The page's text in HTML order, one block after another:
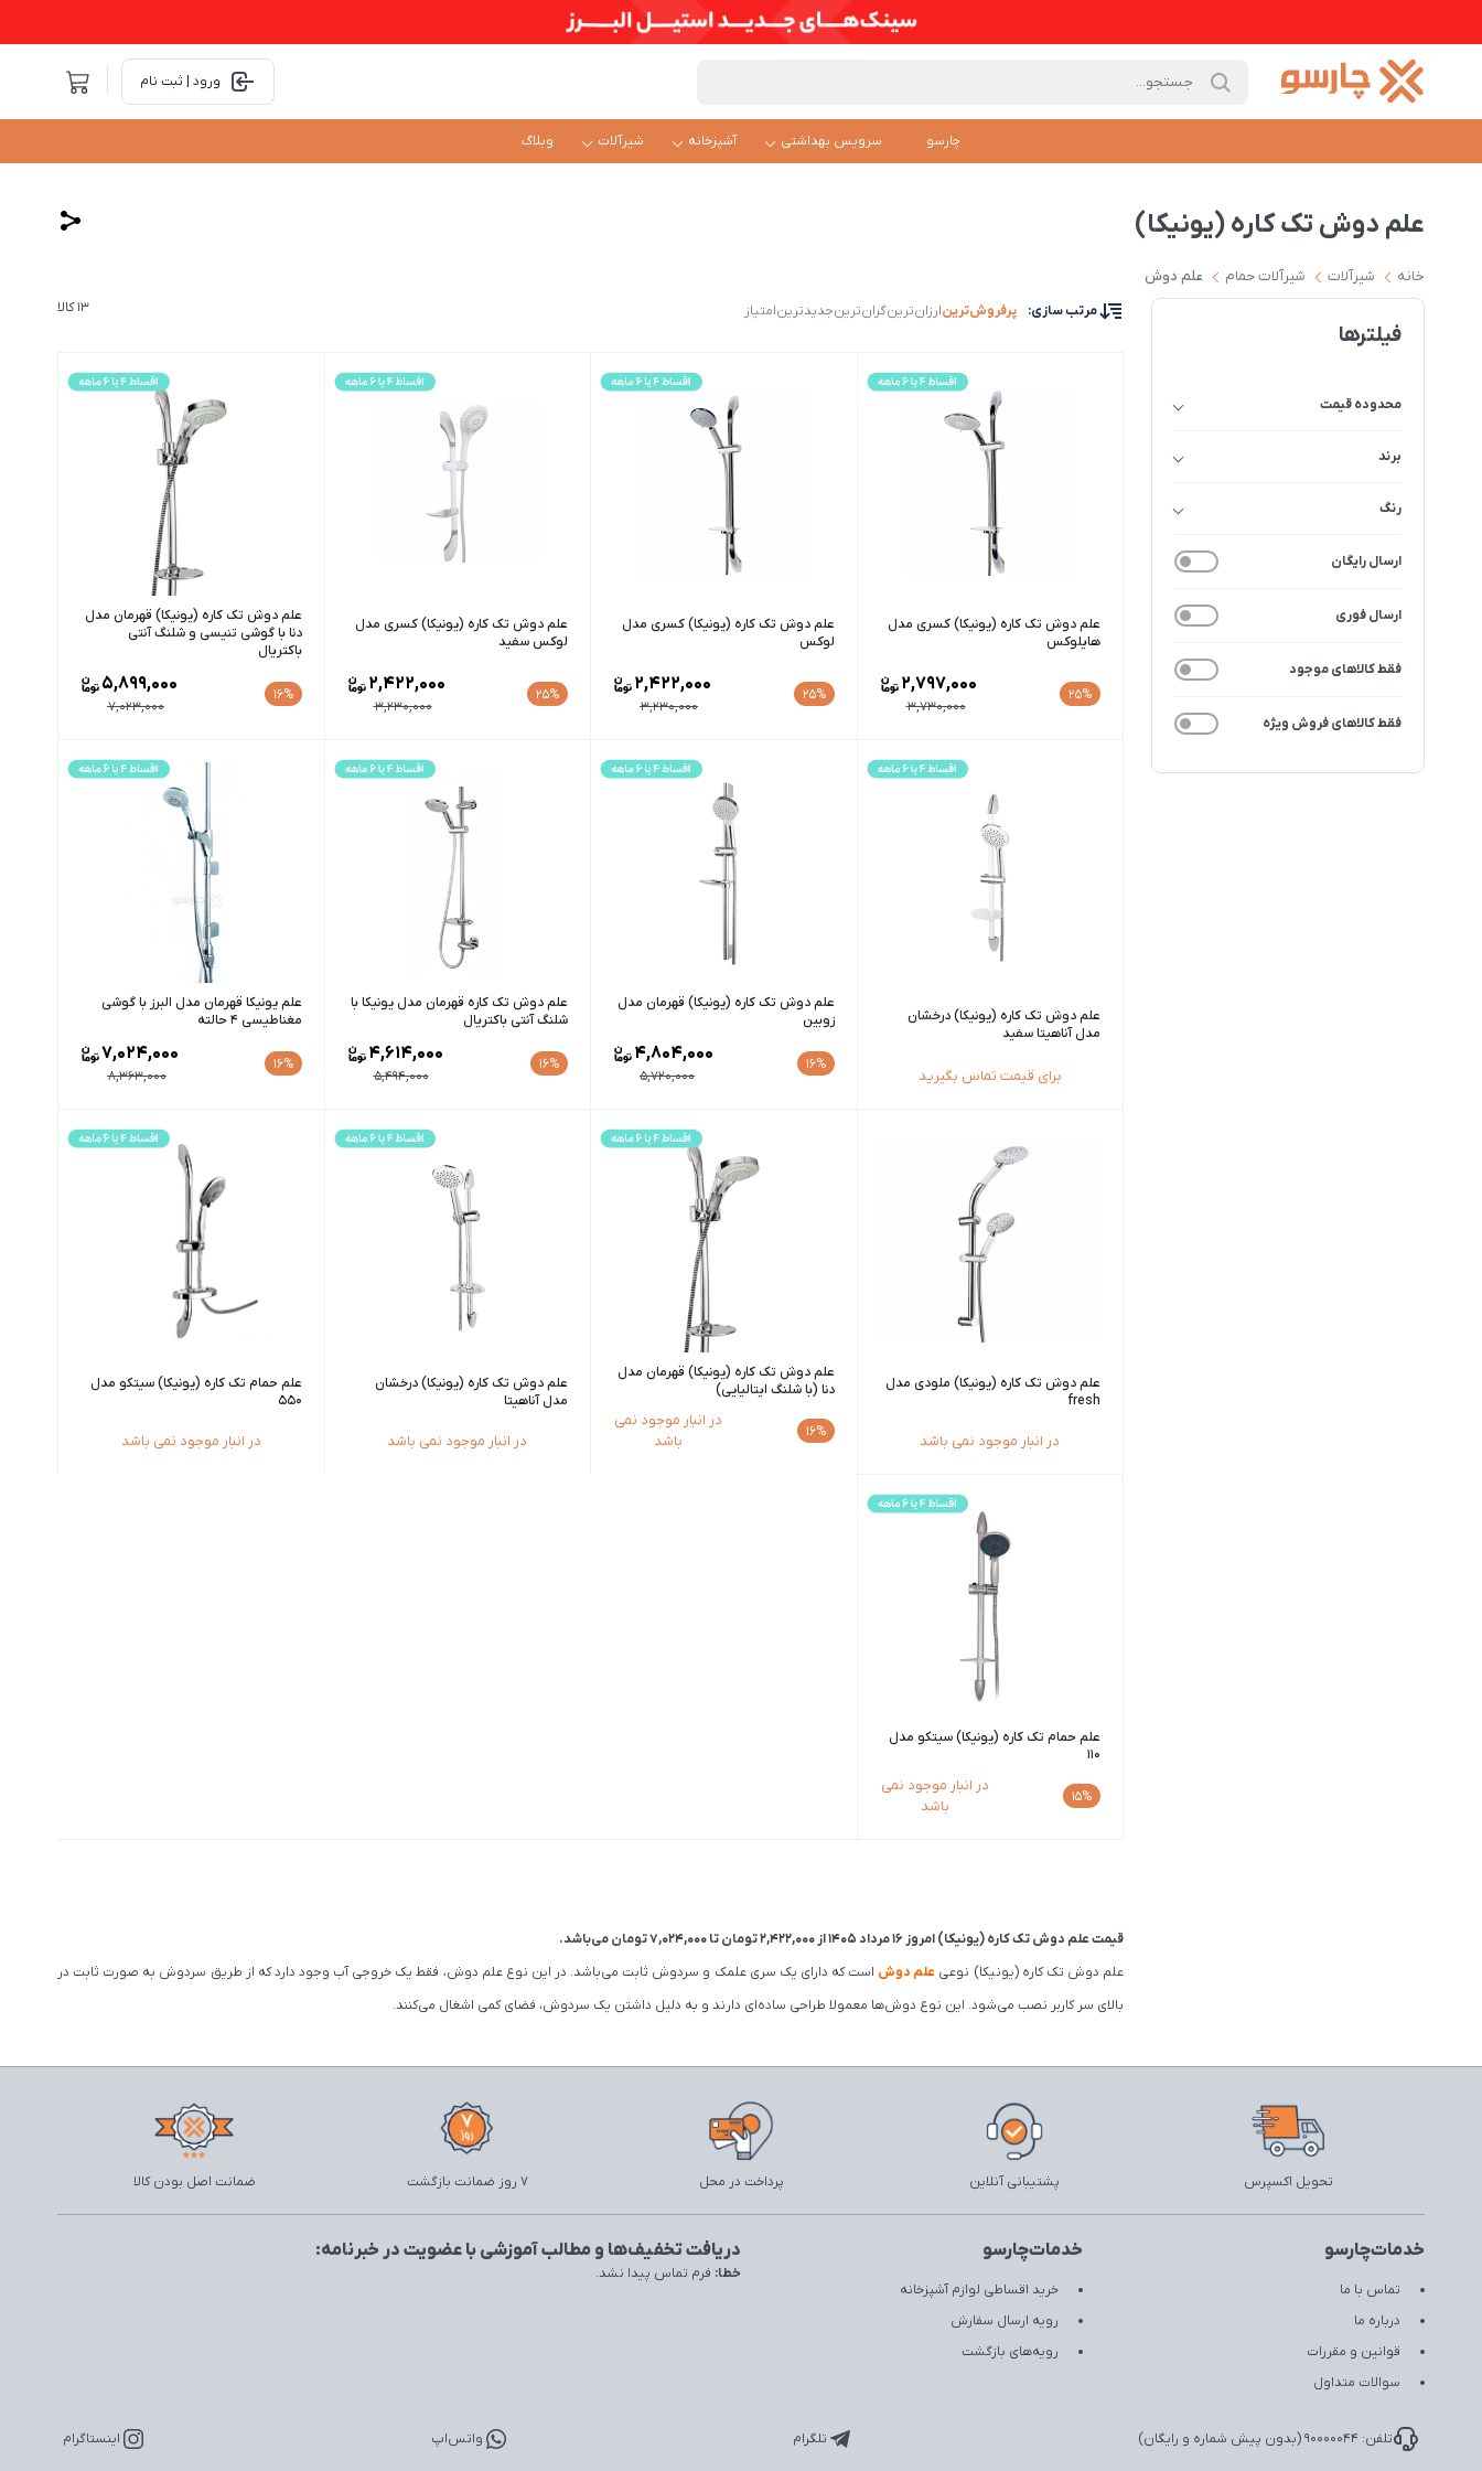
ورود | ثبت نام
چارسو سرویس بهداشتی آشپزخانه شیرآلات وبلاگ
علم دوش تک کاره (یونیکا)
خانه شیرآلات شیرآلات حمام علم دوش
13 کالا مرتب سازی: پرفروش‌ترینارزان‌ترینگران‌ترینجدیدترینامتیاز
علم دوش تک کاره (یونیکا) کسری مدل
هایلوکس
25%
3,730,000
2,797,000
علم دوش تک کاره (یونیکا) کسری مدل
لوکس
25%
3,230,000
2,422,000
علم دوش تک کاره (یونیکا) کسری مدل
لوکس سفید
25%
3,230,000
2,422,000
علم دوش تک کاره (یونیکا) قهرمان مدل
دنا با گوشی تنیسی و شلنگ آنتی
باکتریال
16%
7,023,000
5,899,000
علم دوش تک کاره (یونیکا) درخشان
مدل آناهیتا سفید
برای قیمت تماس بگیرید
علم دوش تک کاره (یونیکا) قهرمان مدل
زوبین
16%
5,720,000
4,804,000
علم دوش تک کاره قهرمان مدل یونیکا با
شلنگ آنتی باکتریال
16%
5,494,000
4,614,000
علم یونیکا قهرمان مدل البرز با گوشی
مغناطیسی ۴ حالته
16%
8,363,000
7,024,000
علم دوش تک کاره (یونیکا) ملودی مدل
fresh
در انبار موجود نمی باشد
علم دوش تک کاره (یونیکا) قهرمان مدل
دنا (با شلنگ ایتالیایی)
16%
در انبار موجود نمی
باشد
علم دوش تک کاره (یونیکا) درخشان
مدل آناهیتا
در انبار موجود نمی باشد
علم حمام تک کاره (یونیکا) سیتکو مدل
550
در انبار موجود نمی باشد
علم حمام تک کاره (یونیکا) سیتکو مدل
110
15%
در انبار موجود نمی
باشد
قیمت علم دوش تک کاره (یونیکا) امروز 16 مرداد 1405 از 2,422,000تومانتا7,024,000تومانمی‌باشد.
علم دوش تک کاره (یونیکا) نوعی علم دوش است که دارای یک سری علمک و سردوش ثابت می‌باشد. در این نوع علم دوش، فقط یک خروجی آب وجود دارد که از طریق سردوش به صورت ثابت در
بالای سر کاربر نصب می‌شود. این نوع دوش‌ها معمولا طراحی ساده‌ای دارند و به دلیل داشتن یک سردوش، فضای کمی اشغال می‌کنند.
فیلترها
محدوده قیمت
برند
رنگ
ارسال رایگان
ارسال فوری
فقط کالاهای موجود
فقط کالاهای فروش ویژه
تحویل اکسپرس پشتیبانی آنلاین پرداخت در محل 7 روز ضمانت بازگشت ضمانت اصل بودن کالا
خدمات‌چارسو
تماس با ما
درباره ما
قوانین و مقررات
سوالات متداول
خدمات‌چارسو
خرید اقساطی لوازم آشپزخانه
رویه ارسال سفارش
رویه‌های بازگشت
دریافت تخفیف‌ها و مطالب آموزشی با عضویت در خبرنامه:
خطا: فرم تماس پیدا نشد.
تلفن: 90000044 (بدون پیش شماره و رایگان) تلگرام واتس‌اپ اینستاگرام